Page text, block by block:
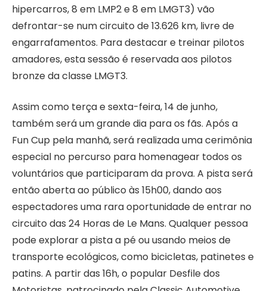
hipercarros, 8 em LMP2 e 8 em LMGT3) vão
defrontar-se num circuito de 13.626 km, livre de
engarrafamentos. Para destacar e treinar pilotos
amadores, esta sessão é reservada aos pilotos
bronze da classe LMGT3.
Assim como terça e sexta-feira, 14 de junho,
também será um grande dia para os fãs. Após a
Fun Cup pela manhã, será realizada uma cerimônia
especial no percurso para homenagear todos os
voluntários que participaram da prova. A pista será
então aberta ao público às 15h00, dando aos
espectadores uma rara oportunidade de entrar no
circuito das 24 Horas de Le Mans. Qualquer pessoa
pode explorar a pista a pé ou usando meios de
transporte ecológicos, como bicicletas, patinetes e
patins. A partir das 16h, o popular Desfile dos